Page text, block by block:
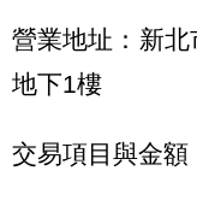
營業地址：新
地下1樓
交易項目與金額